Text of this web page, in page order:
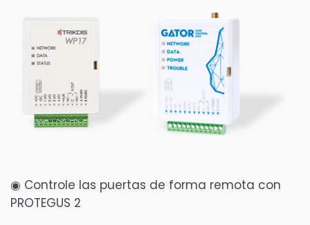
◉ Controle las puertas de forma remota con
PROTEGUS 2